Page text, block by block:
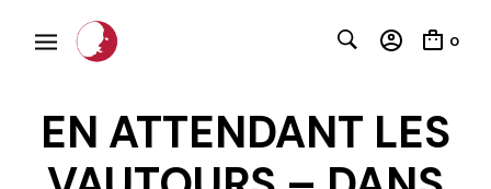
0
EN ATTENDANT LES